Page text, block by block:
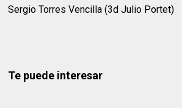
Sergio Torres Vencilla (3d Julio Portet)
Te puede interesar